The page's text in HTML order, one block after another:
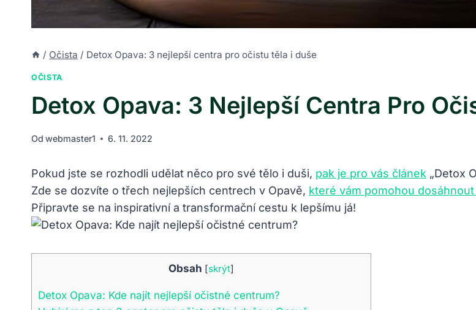
/ Očista / Detox Opava: 3 nejlepší centra pro očistu těla i duše
OČISTA
Detox Opava: 3 Nejlepší Centra Pro
Od webmaster1 6. 11. 2022
Pokud jste se rozhodli udělat něco pro své tělo i duši, pak je pro vás článek „Detox
Zde se dozvíte o třech nejlepších centrech v Opavě, které vám pomohou
Připravte se na inspirativní a transformační cestu k lepšímu já!
Obsah [skrýt]
Detox Opava: Kde najít nejlepší očistné centrum?